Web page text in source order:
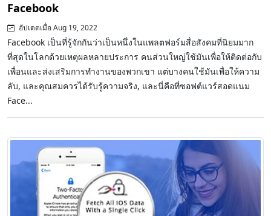
Facebook
อัปเดตเมื่อ Aug 19, 2022
Facebook เป็นที่รู้จักกันว่าเป็นหนึ่งในแพลตฟอร์มสื่อสังคมที่นิยมมาก
ที่สุดในโลกด้วยเหตุผลหลายประการ คนส่วนใหญ่ใช้มันเพื่อให้ติดต่อกับ
เพื่อนและส่งเสริมการทำงานของพวกเขา แต่บางคนใช้มันเพื่อให้ความ
ลับ, และคุณสมควรได้รับรู้ความจริง, และนี่คือที่ซอฟต์แวร์สอดแนม
Face...